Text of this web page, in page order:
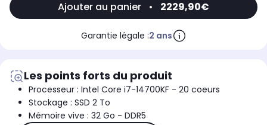
Ajouter au panier • 2229,90€
Garantie légale :2 ans
Les points forts du produit
Processeur : Intel Core i7-14700KF - 20 coeurs
Stockage : SSD 2 To
Mémoire vive : 32 Go - DDR5